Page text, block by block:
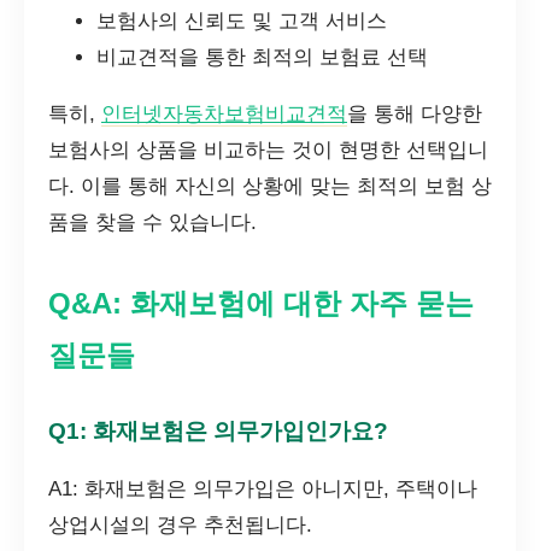
보험사의 신뢰도 및 고객 서비스
비교견적을 통한 최적의 보험료 선택
특히, 인터넷자동차보험비교견적을 통해 다양한
보험사의 상품을 비교하는 것이 현명한 선택입니
다. 이를 통해 자신의 상황에 맞는 최적의 보험 상
품을 찾을 수 있습니다.
Q&A: 화재보험에 대한 자주 묻는
질문들
Q1: 화재보험은 의무가입인가요?
A1: 화재보험은 의무가입은 아니지만, 주택이나
상업시설의 경우 추천됩니다.